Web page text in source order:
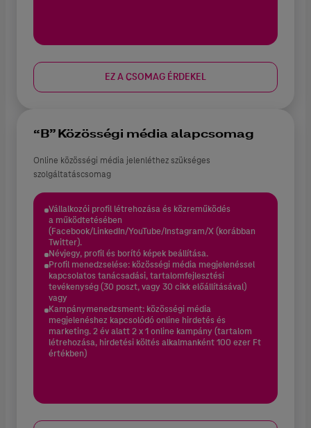
EZ A CSOMAG ÉRDEKEL
“B” Közösségi média alapcsomag
Online közösségi média jelenléthez szükséges
szolgáltatáscsomag
Vállalkozói profil létrehozása és közreműködés
a működtetésében
(Facebook/LinkedIn/YouTube/Instagram/X (korábban
Twitter).
Névjegy, profil és borító képek beállítása.
Profil menedzselése: közösségi média megjelenéssel
kapcsolatos tanácsadási, tartalomfejlesztési
tevékenység (30 poszt, vagy 30 cikk előállításával)
vagy
Kampánymenedzsment: közösségi média
megjelenéshez kapcsolódó online hirdetés és
marketing. 2 év alatt 2 x 1 online kampány (tartalom
létrehozása, hirdetési költés alkalmanként 100 ezer Ft
értékben)